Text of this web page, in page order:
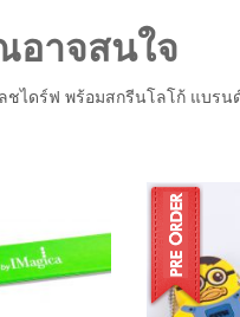
าจสนใจ
ชไดร์ฟ พร้อมสกรีนโลโก้ แบร